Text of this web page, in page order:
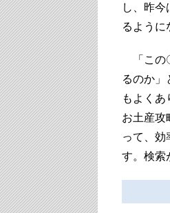
し、昨
るように
「この
るのか」
もよく
お土産攻
って、効
す。検索